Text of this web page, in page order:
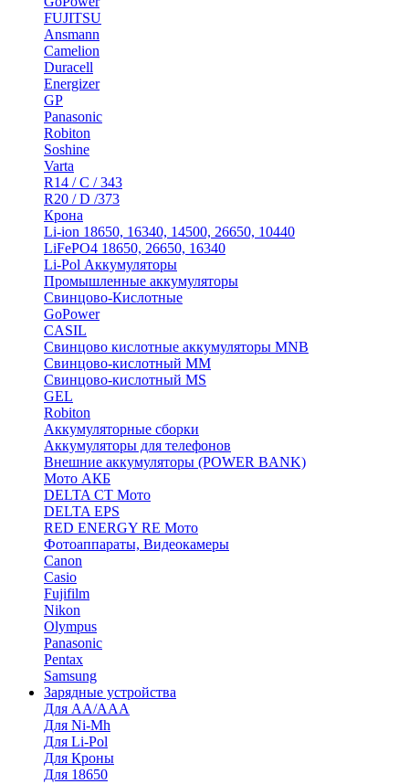
FUJITSU
Ansmann
Camelion
Duracell
Energizer
GP
Panasonic
Robiton
Soshine
Varta
R14 / C / 343
R20 / D /373
Крона
Li-ion 18650, 16340, 14500, 26650, 10440
LiFePO4 18650, 26650, 16340
Li-Pol Аккумуляторы
Промышленные аккумуляторы
Свинцово-Кислотные
GoPower
CASIL
Свинцово кислотные аккумуляторы MNB
Cвинцово-кислотный MM
Cвинцово-кислотный MS
GEL
Robiton
Аккумуляторные сборки
Аккумуляторы для телефонов
Внешние аккумуляторы (POWER BANK)
Мото АКБ
DELTA CT Мото
DELTA EPS
RED ENERGY RE Мото
Фотоаппараты, Видеокамеры
Canon
Casio
Fujifilm
Nikon
Olympus
Panasonic
Pentax
Samsung
Зарядные устройства
Для AA/AAA
Для Ni-Mh
Для Li-Pol
Для Кроны
Для 18650